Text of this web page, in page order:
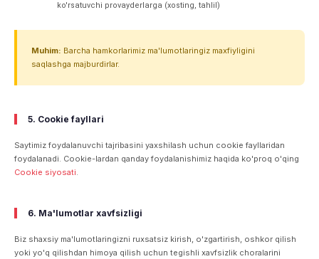
ko'rsatuvchi provayderlarga (xosting, tahlil)
Muhim: Barcha hamkorlarimiz ma'lumotlaringiz maxfiyligini
saqlashga majburdirlar.
5. Cookie fayllari
Saytimiz foydalanuvchi tajribasini yaxshilash uchun cookie fayllaridan
foydalanadi. Cookie-lardan qanday foydalanishimiz haqida ko'proq o'qing
Cookie siyosati.
6. Ma'lumotlar xavfsizligi
Biz shaxsiy ma'lumotlaringizni ruxsatsiz kirish, o'zgartirish, oshkor qilish
yoki yo'q qilishdan himoya qilish uchun tegishli xavfsizlik choralarini